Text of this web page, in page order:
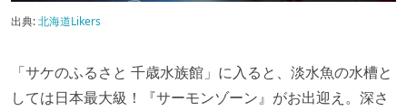
出典:北海道Likers
「サケのふるさと 千歳水族館」に入ると、淡水魚の水槽と
しては日本最大級！『サーモンゾーン』がお出迎え。深さ